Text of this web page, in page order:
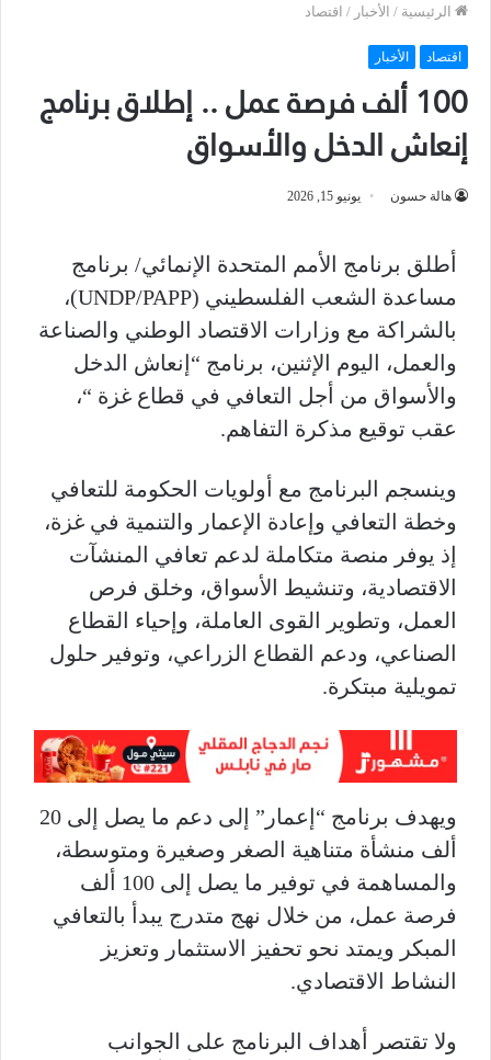
الرئيسية / الأخبار / اقتصاد
اقتصاد الأخبار
100 ألف فرصة عمل .. إطلاق برنامج
إنعاش الدخل والأسواق
هالة حسون يونيو 15, 2026
أطلق برنامج الأمم المتحدة الإنمائي/ برنامج
مساعدة الشعب الفلسطيني (UNDP/PAPP)،
بالشراكة مع وزارات الاقتصاد الوطني والصناعة
والعمل، اليوم الإثنين، برنامج “إنعاش الدخل
والأسواق من أجل التعافي في قطاع غزة “،
عقب توقيع مذكرة التفاهم.
وينسجم البرنامج مع أولويات الحكومة للتعافي
وخطة التعافي وإعادة الإعمار والتنمية في غزة،
إذ يوفر منصة متكاملة لدعم تعافي المنشآت
الاقتصادية، وتنشيط الأسواق، وخلق فرص
العمل، وتطوير القوى العاملة، وإحياء القطاع
الصناعي، ودعم القطاع الزراعي، وتوفير حلول
تمويلية مبتكرة.
ويهدف برنامج “إعمار” إلى دعم ما يصل إلى 20
ألف منشأة متناهية الصغر وصغيرة ومتوسطة،
والمساهمة في توفير ما يصل إلى 100 ألف
فرصة عمل، من خلال نهج متدرج يبدأ بالتعافي
المبكر ويمتد نحو تحفيز الاستثمار وتعزيز
النشاط الاقتصادي.
ولا تقتصر أهداف البرنامج على الجوانب